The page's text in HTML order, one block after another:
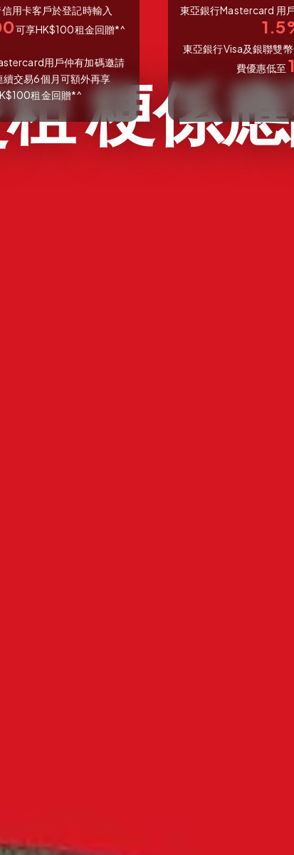
梗係
用卡客戶於登記時輸入
可享HK$100租金回贈*^
用戶仲有加碼邀請
續交易6個月可額外再享
租金回贈*^
東亞銀行Mastercard 用
東亞銀行Visa及銀聯雙
費優惠低至